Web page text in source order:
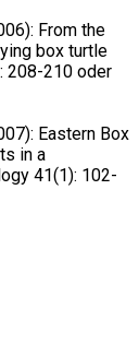
From the
box turtle
208-210 oder
Eastern Box
in a
41(1): 102-